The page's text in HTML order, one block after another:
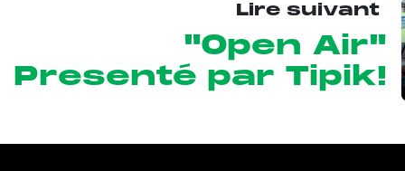
Lire suivant
"Open Air"
Presenté par Tipik!